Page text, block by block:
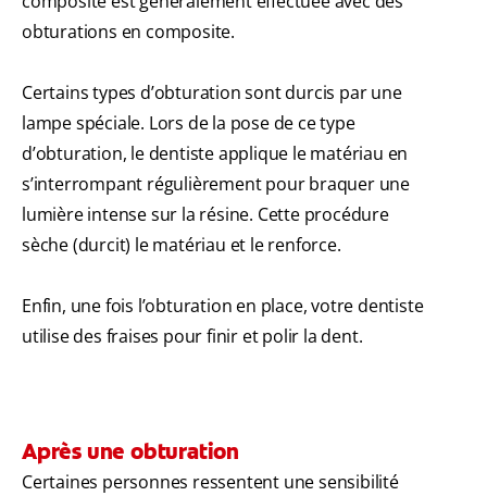
obturations en composite.
Certains types d’obturation sont durcis par une
lampe spéciale. Lors de la pose de ce type
d’obturation, le dentiste applique le matériau en
s’interrompant régulièrement pour braquer une
lumière intense sur la résine. Cette procédure
sèche (durcit) le matériau et le renforce.
Enfin, une fois l’obturation en place, votre dentiste
utilise des fraises pour finir et polir la dent.
Après une obturation
Certaines personnes ressentent une sensibilité